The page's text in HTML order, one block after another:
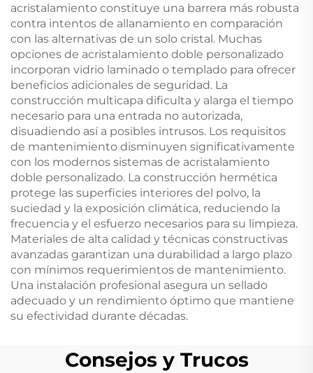
acristalamiento constituye una barrera más robusta
contra intentos de allanamiento en comparación
con las alternativas de un solo cristal. Muchas
opciones de acristalamiento doble personalizado
incorporan vidrio laminado o templado para ofrecer
beneficios adicionales de seguridad. La
construcción multicapa dificulta y alarga el tiempo
necesario para una entrada no autorizada,
disuadiendo así a posibles intrusos. Los requisitos
de mantenimiento disminuyen significativamente
con los modernos sistemas de acristalamiento
doble personalizado. La construcción hermética
protege las superficies interiores del polvo, la
suciedad y la exposición climática, reduciendo la
frecuencia y el esfuerzo necesarios para su limpieza.
Materiales de alta calidad y técnicas constructivas
avanzadas garantizan una durabilidad a largo plazo
con mínimos requerimientos de mantenimiento.
Una instalación profesional asegura un sellado
adecuado y un rendimiento óptimo que mantiene
su efectividad durante décadas.
Consejos y Trucos